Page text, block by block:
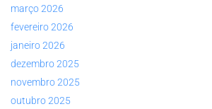
março 2026
fevereiro 2026
janeiro 2026
dezembro 2025
novembro 2025
outubro 2025